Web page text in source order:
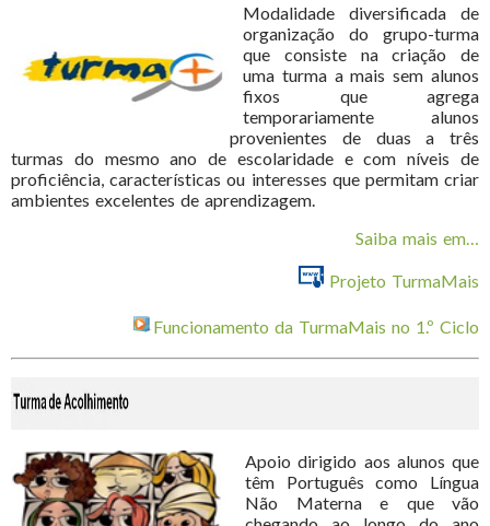
Modalidade diversificada de
organização do grupo-turma
que consiste na criação de
uma turma a mais sem alunos
fixos que agrega
temporariamente alunos
provenientes de duas a três
turmas do mesmo ano de escolaridade e com níveis de
proficiência, características ou interesses que permitam criar
ambientes excelentes de aprendizagem.
Saiba mais em…
Projeto TurmaMais
Funcionamento da TurmaMais no 1.º Ciclo
Apoio dirigido aos alunos que
têm Português como Língua
Não Materna e que vão